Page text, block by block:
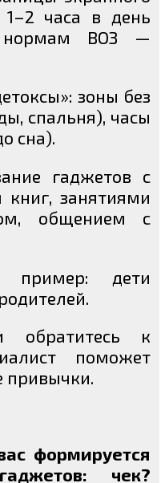
часа в день
нормам ВОЗ —
зоны без
спальня), часы
сна).
гаджетов с
книг, занятиями
общением с
пример: дети
обратитесь к
поможет
привычки.
формируется
чек?